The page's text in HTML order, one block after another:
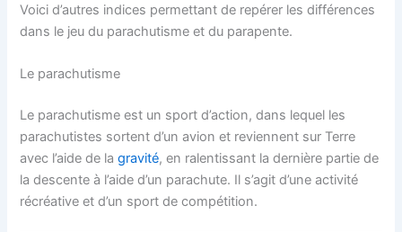
Voici d’autres indices permettant de repérer les différences
dans le jeu du parachutisme et du parapente.
Le parachutisme
Le parachutisme est un sport d’action, dans lequel les
parachutistes sortent d’un avion et reviennent sur Terre
avec l’aide de lagravité, en ralentissant la dernière partie de
la descente à l’aide d’un parachute. Il s’agit d’une activité
récréative et d’un sport de compétition.